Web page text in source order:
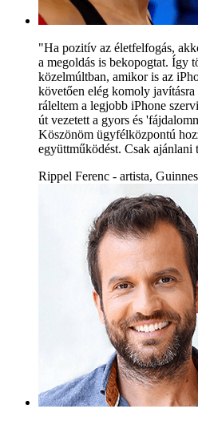
"Ha pozitív az életfelfogás,
a megoldás is bekopogtat. Így
közelmúltban, amikor is az
követően elég komoly
ráleltem a legjobb iPhone
út vezetett a gyors és
Köszönöm ügyfélközpontú
együttműködést. Csak
Rippel Ferenc - artista,